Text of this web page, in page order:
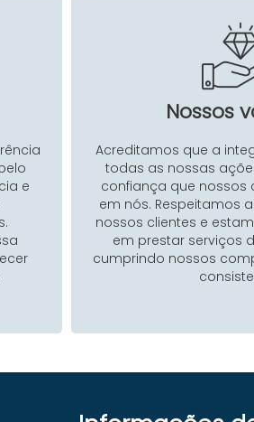
e
Nossos
Acreditamos que a
todas as nossas
confiança que nossos
em nós. Respeitamos
nossos clientes e
em prestar serviços
cumprindo nossos